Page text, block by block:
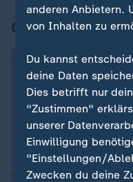
Grafik des Tages
anderen Anbietern.
von Inhalten zu
Du kannst
deine Daten
Dies betrifft nur
"Zustimmen"
unserer
Einwilligung
"Einstellungen/
Zwecken du deine